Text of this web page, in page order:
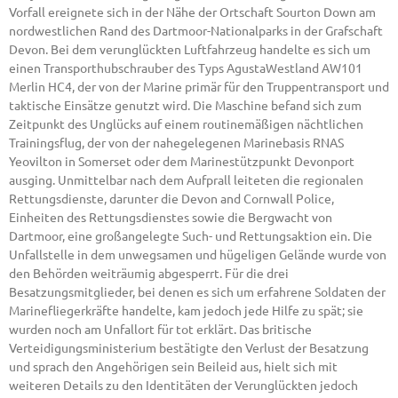
Vorfall ereignete sich in der Nähe der Ortschaft Sourton Down am
nordwestlichen Rand des Dartmoor-Nationalparks in der Grafschaft
Devon. Bei dem verunglückten Luftfahrzeug handelte es sich um
einen Transporthubschrauber des Typs AgustaWestland AW101
Merlin HC4, der von der Marine primär für den Truppentransport und
taktische Einsätze genutzt wird. Die Maschine befand sich zum
Zeitpunkt des Unglücks auf einem routinemäßigen nächtlichen
Trainingsflug, der von der nahegelegenen Marinebasis RNAS
Yeovilton in Somerset oder dem Marinestützpunkt Devonport
ausging. Unmittelbar nach dem Aufprall leiteten die regionalen
Rettungsdienste, darunter die Devon and Cornwall Police,
Einheiten des Rettungsdienstes sowie die Bergwacht von
Dartmoor, eine großangelegte Such- und Rettungsaktion ein. Die
Unfallstelle in dem unwegsamen und hügeligen Gelände wurde von
den Behörden weiträumig abgesperrt. Für die drei
Besatzungsmitglieder, bei denen es sich um erfahrene Soldaten der
Marinefliegerkräfte handelte, kam jedoch jede Hilfe zu spät; sie
wurden noch am Unfallort für tot erklärt. Das britische
Verteidigungsministerium bestätigte den Verlust der Besatzung
und sprach den Angehörigen sein Beileid aus, hielt sich mit
weiteren Details zu den Identitäten der Verunglückten jedoch